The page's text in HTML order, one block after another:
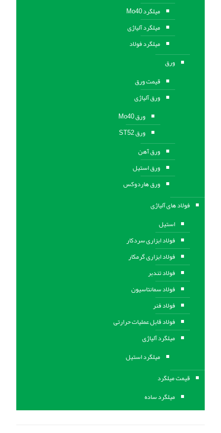
میلگرد Mo40
میلگرد آلیاژی
میلگرد فولاد
ورق
قیمت ورق
ورق آلیاژی
ورق Mo40
ورق ST52
ورق آهن
ورق استيل
ورق هاردوکس
فولاد های آلیاژی
استیل
فولاد ابزاری سردکار
فولاد ابزاری گرمکار
فولاد تندبر
فولاد سمانتاسیون
فولاد فنر
فولاد قابل عملیات حرارتی
ميلگرد آلیاژی
میلگرد استیل
قیمت میلگرد
میلگرد ساده